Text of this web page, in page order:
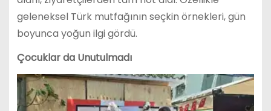
geleneksel Türk mutfağının seçkin örnekleri, gün
boyunca yoğun ilgi gördü.
Çocuklar da Unutulmadı